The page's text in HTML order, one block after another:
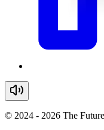
© 2024 - 2026 The